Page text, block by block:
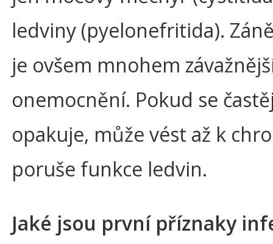
ledviny (pyelonefritida).
je ovšem mnohem
onemocnění. Pokud se
opakuje, může vést až k
poruše funkce ledvin.
Jaké jsou první příznaky